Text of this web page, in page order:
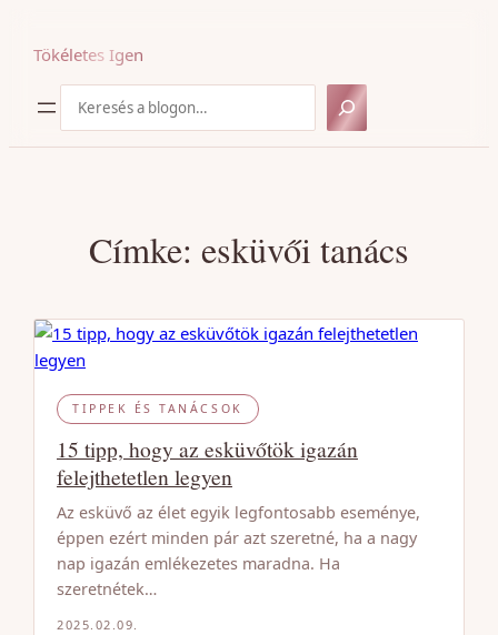
Tökéletes Igen
Címke: esküvői tanács
TIPPEK ÉS TANÁCSOK
15 tipp, hogy az esküvőtök igazán
felejthetetlen legyen
Az esküvő az élet egyik legfontosabb eseménye,
éppen ezért minden pár azt szeretné, ha a nagy
nap igazán emlékezetes maradna. Ha
szeretnétek…
2025.02.09.